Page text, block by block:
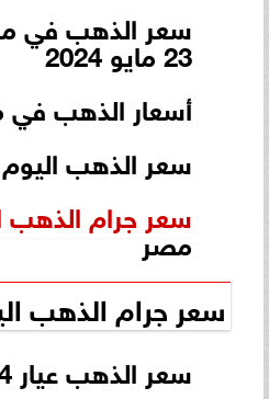
سعر الذهب في
23 مايو 2024
أسعار الذهب
سعر الذهب اليوم
سعر جرام الذهب
مصر
سعر جرام الذهب
سعر الذهب عيار 24